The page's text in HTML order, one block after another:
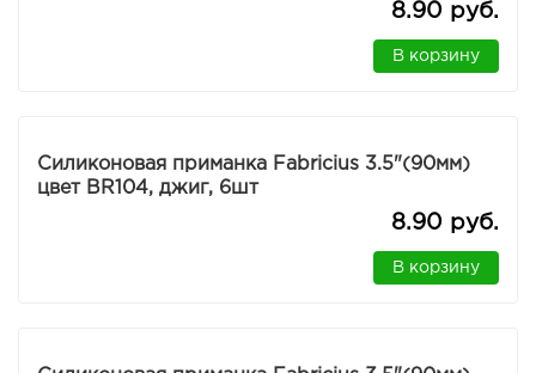
8.90 руб.
В корзину
Силиконовая приманка Fabricius 3.5"(90мм)
цвет BR104, джиг, 6шт
8.90 руб.
В корзину